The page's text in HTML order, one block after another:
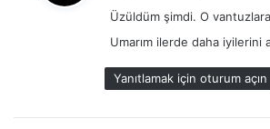
i
k
:
Üzüldüm şimdi. O
Umarım ilerde daha iyilerini
Yanıtlamak için oturum açın